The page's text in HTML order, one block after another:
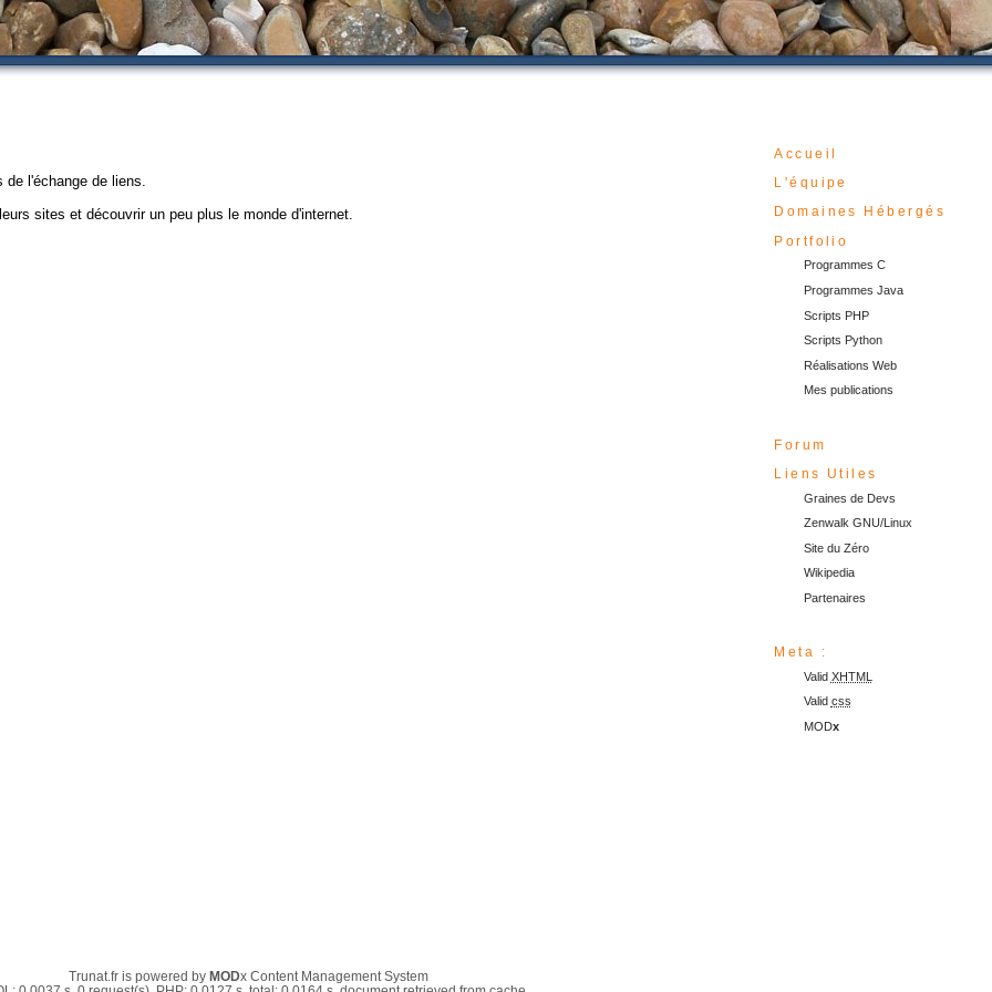
l'échange de liens.
sites et découvrir un peu plus le monde d'internet.
Accueil
L'équipe
Domaines Hébergés
Portfolio
Programmes C
Programmes Java
Scripts PHP
Scripts Python
Réalisations Web
Mes publications
Forum
Liens Utiles
Graines de Devs
Zenwalk GNU/Linux
Site du Zéro
Wikipedia
Partenaires
Meta :
Valid XHTML
Valid css
MODx
Trunat.fr is powered by MODx Content Management System